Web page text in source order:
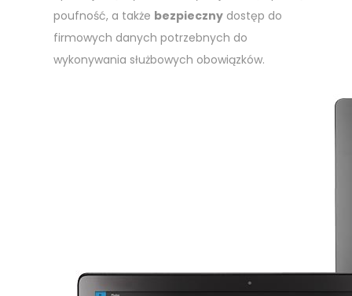
poufność, a także bezpieczny dostęp do
firmowych danych potrzebnych do
wykonywania służbowych obowiązków.